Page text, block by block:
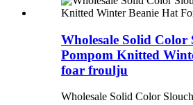
Wholesale Solid Color
Pompom Knitted
foar froulju
Wholesale Solid Color